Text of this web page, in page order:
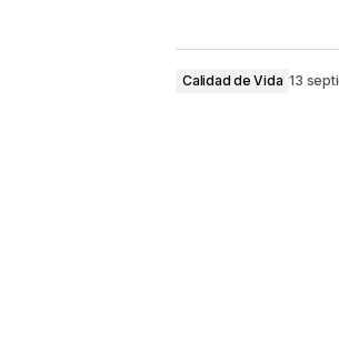
Calidad de Vida 13